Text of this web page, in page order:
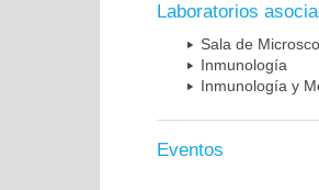
Laboratorios
Sala de
Inmunología
Inmunología y
Eventos